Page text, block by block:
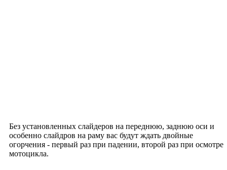
Без установленных слайдеров на переднюю, заднюю оси и
особенно слайдров на раму вас будут ждать двойные
огорчения - первый раз при падении, второй раз при осмотре
мотоцикла.